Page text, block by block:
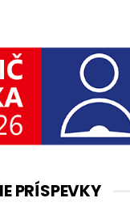
PRÍSPEVKY